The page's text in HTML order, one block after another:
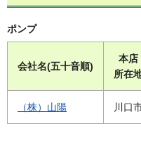
ポンプ
会社名(五十音順)
本店
所在
（株）山陽 川口